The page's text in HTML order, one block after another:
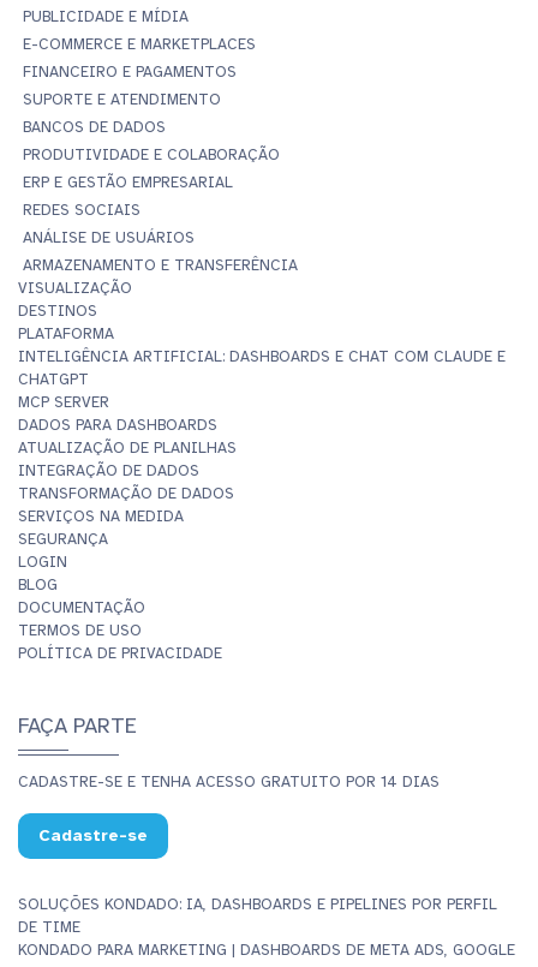
PUBLICIDADE E MÍDIA
E-COMMERCE E MARKETPLACES
FINANCEIRO E PAGAMENTOS
SUPORTE E ATENDIMENTO
BANCOS DE DADOS
PRODUTIVIDADE E COLABORAÇÃO
ERP E GESTÃO EMPRESARIAL
REDES SOCIAIS
ANÁLISE DE USUÁRIOS
ARMAZENAMENTO E TRANSFERÊNCIA
VISUALIZAÇÃO
DESTINOS
PLATAFORMA
INTELIGÊNCIA ARTIFICIAL: DASHBOARDS E CHAT COM CLAUDE E
CHATGPT
MCP SERVER
DADOS PARA DASHBOARDS
ATUALIZAÇÃO DE PLANILHAS
INTEGRAÇÃO DE DADOS
TRANSFORMAÇÃO DE DADOS
SERVIÇOS NA MEDIDA
SEGURANÇA
LOGIN
BLOG
DOCUMENTAÇÃO
TERMOS DE USO
POLÍTICA DE PRIVACIDADE
FAÇA PARTE
CADASTRE-SE E TENHA ACESSO GRATUITO POR 14 DIAS
Cadastre-se
SOLUÇÕES KONDADO: IA, DASHBOARDS E PIPELINES POR PERFIL
DE TIME
KONDADO PARA MARKETING | DASHBOARDS DE META ADS, GOOGLE